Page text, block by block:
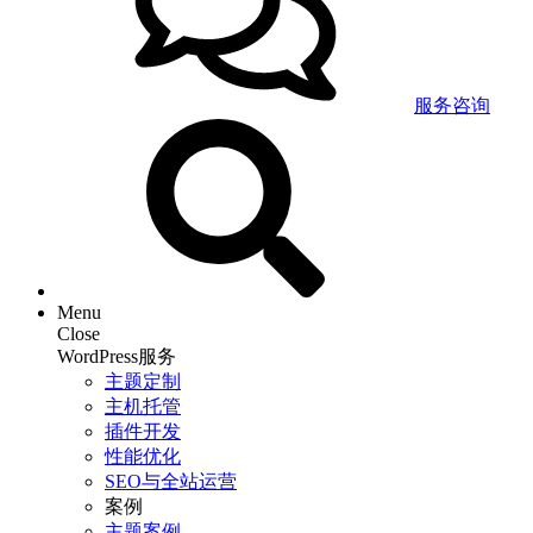
服务咨询
Menu
Close
WordPress服务
主题定制
主机托管
插件开发
性能优化
SEO与全站运营
案例